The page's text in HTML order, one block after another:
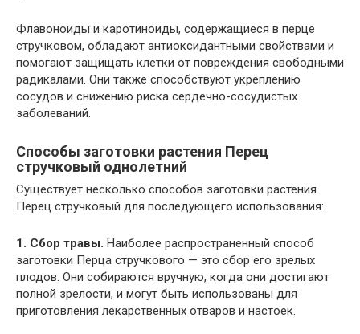
Флавоноиды и каротиноиды, содержащиеся в перце
стручковом, обладают антиоксидантными свойствами и
помогают защищать клетки от повреждения свободными
радикалами. Они также способствуют укреплению
сосудов и снижению риска сердечно-сосудистых
заболеваний.
Способы заготовки растения Перец
стручковый однолетний
Существует несколько способов заготовки растения
Перец стручковый для последующего использования:
1. Сбор травы. Наиболее распространенный способ
заготовки Перца стручкового — это сбор его зрелых
плодов. Они собираются вручную, когда они достигают
полной зрелости, и могут быть использованы для
приготовления лекарственных отваров и настоек.